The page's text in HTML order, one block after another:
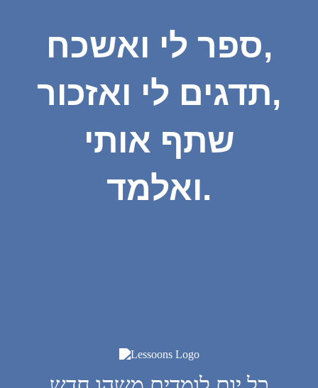
ספר לי ואשכח,
תדגים לי ואזכור,
שתף אותי
ואלמד.